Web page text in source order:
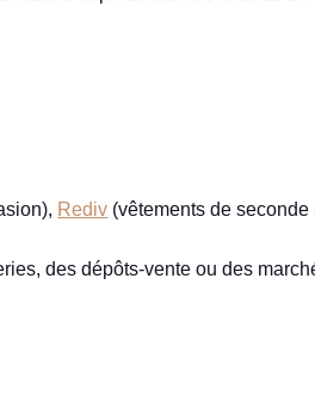
Rediv (vêtements de seconde
des dépôts-vente ou des